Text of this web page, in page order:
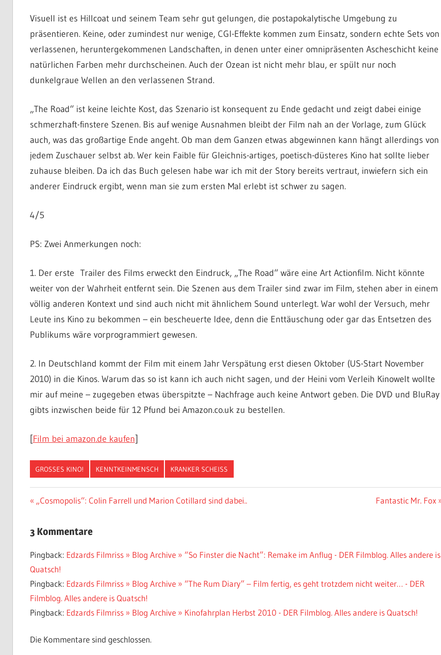
Visuell ist es Hillcoat und seinem Team sehr gut gelungen, die postapokalytische Umgebung zu
präsentieren. Keine, oder zumindest nur wenige, CGI-Effekte kommen zum Einsatz, sondern echte Sets von
verlassenen, heruntergekommenen Landschaften, in denen unter einer omnipräsenten Ascheschicht keine
natürlichen Farben mehr durchscheinen. Auch der Ozean ist nicht mehr blau, er spült nur noch
dunkelgraue Wellen an den verlassenen Strand.
„The Road“ ist keine leichte Kost, das Szenario ist konsequent zu Ende gedacht und zeigt dabei einige
schmerzhaft-finstere Szenen. Bis auf wenige Ausnahmen bleibt der Film nah an der Vorlage, zum Glück
auch, was das großartige Ende angeht. Ob man dem Ganzen etwas abgewinnen kann hängt allerdings von
jedem Zuschauer selbst ab. Wer kein Faible für Gleichnis-artiges, poetisch-düsteres Kino hat sollte lieber
zuhause bleiben. Da ich das Buch gelesen habe war ich mit der Story bereits vertraut, inwiefern sich ein
anderer Eindruck ergibt, wenn man sie zum ersten Mal erlebt ist schwer zu sagen.
4/5
PS: Zwei Anmerkungen noch:
1. Der erste Trailer des Films erweckt den Eindruck, „The Road“ wäre eine Art Actionfilm. Nicht könnte
weiter von der Wahrheit entfernt sein. Die Szenen aus dem Trailer sind zwar im Film, stehen aber in einem
völlig anderen Kontext und sind auch nicht mit ähnlichem Sound unterlegt. War wohl der Versuch, mehr
Leute ins Kino zu bekommen – ein bescheuerte Idee, denn die Enttäuschung oder gar das Entsetzen des
Publikums wäre vorprogrammiert gewesen.
2. In Deutschland kommt der Film mit einem Jahr Verspätung erst diesen Oktober (US-Start November
2010) in die Kinos. Warum das so ist kann ich auch nicht sagen, und der Heini vom Verleih Kinowelt wollte
mir auf meine – zugegeben etwas überspitzte – Nachfrage auch keine Antwort geben. Die DVD und BluRay
gibts inzwischen beide für 12 Pfund bei Amazon.co.uk zu bestellen.
[Film bei amazon.de kaufen]
GROSSES KINO! KENNTKEINMENSCH KRANKER SCHEISS
Beitragsnavigation
Vorheriger
„Cosmopolis“: Colin Farrell und Marion Cotillard sind dabei..
Nächster
Fantastic Mr. Fox
3 Kommentare
Pingback: Edzards Filmriss » Blog Archive » “So Finster die Nacht”: Remake im Anflug - DER Filmblog. Alles andere is
Quatsch!
Pingback: Edzards Filmriss » Blog Archive » “The Rum Diary” – Film fertig, es geht trotzdem nicht weiter… - DER
Filmblog. Alles andere is Quatsch!
Pingback: Edzards Filmriss » Blog Archive » Kinofahrplan Herbst 2010 - DER Filmblog. Alles andere is Quatsch!
Die Kommentare sind geschlossen.